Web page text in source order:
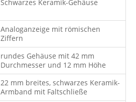
Schwarzes Keramik-Gehäuse
Analoganzeige mit römischen
Ziffern
rundes Gehäuse mit 42 mm
Durchmesser und 12 mm Höhe
22 mm breites, schwarzes Keramik-
Armband mit Faltschließe